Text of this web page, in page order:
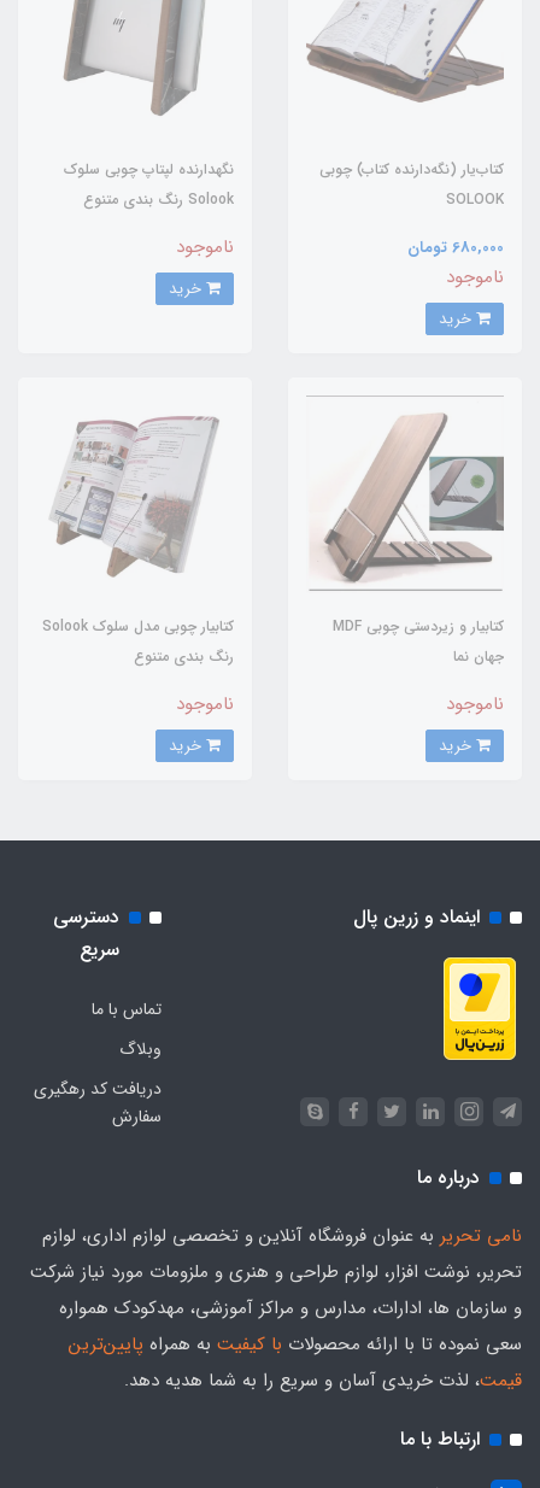
کتاب‌یار (نگه‌دارنده کتاب) چوبی
SOLOOK
680,000 تومان
ناموجود
نگهدارنده لپتاپ چوبی سلوک
Solook رنگ بندی متنوع
ناموجود
کتابیار و زیردستی چوبی MDF
جهان نما
ناموجود
کتابیار چوبی مدل سلوک Solook
رنگ بندی متنوع
ناموجود
اینماد و زرین پال
دسترسی
سریع
تماس با ما
وبلاگ
دریافت کد رهگیری
سفارش
درباره ما
نامی تحریر به عنوان فروشگاه آنلاین و تخصصی لوازم اداری، لوازم
تحریر، نوشت افزار، لوازم طراحی و هنری و ملزومات مورد نیاز شرکت
و سازمان ها، ادارات، مدارس و مراکز آموزشی، مهدکودک همواره
سعی نموده تا با ارائه محصولات با کیفیت به همراه پایین‌ترین
قیمت، لذت خریدی آسان و سریع را به شما هدیه‌ دهد.
ارتباط با ما